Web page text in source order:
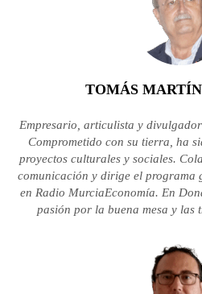
TOMÁS
Empresario, articulista y
Comprometido con su tierra, ha
proyectos culturales y sociales.
comunicación y dirige el programa
en Radio MurciaEconomía. En
pasión por la buena mesa y las